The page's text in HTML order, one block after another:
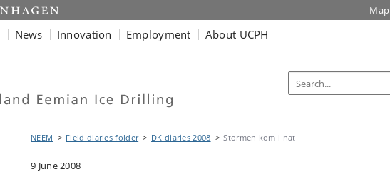
Map
News Innovation Employment About UCPH
NEEM Field diaries folder DK diaries 2008 Stormen kom i nat
9 June 2008